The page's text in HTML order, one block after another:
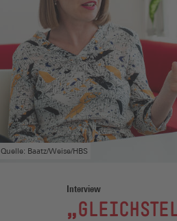
Quelle: Baatz/Weise/HBS
Interview
: